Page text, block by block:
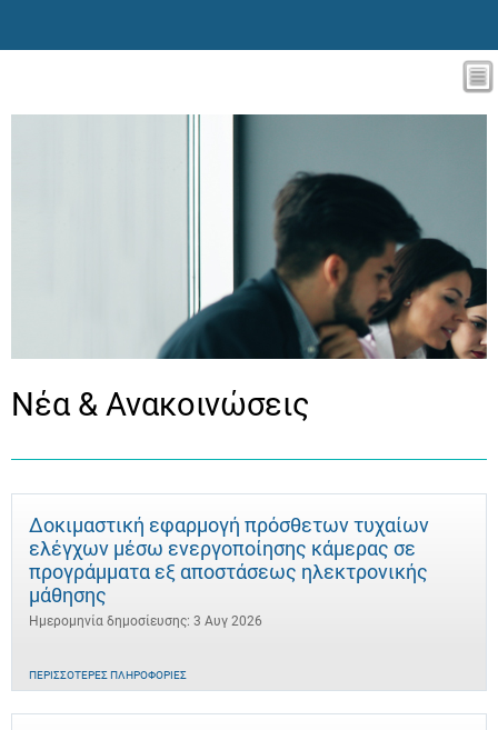
Νέα & Ανακοινώσεις
Δοκιμαστική εφαρμογή πρόσθετων τυχαίων
ελέγχων μέσω ενεργοποίησης κάμερας σε
προγράμματα εξ αποστάσεως ηλεκτρονικής
μάθησης
Ημερομηνία δημοσίευσης: 3 Αυγ 2026
ΠΕΡΙΣΣΌΤΕΡΕΣ ΠΛΗΡΟΦΟΡΊΕΣ